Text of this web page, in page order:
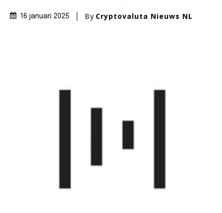
16 januari 2025 By Cryptovaluta Nieuws NL